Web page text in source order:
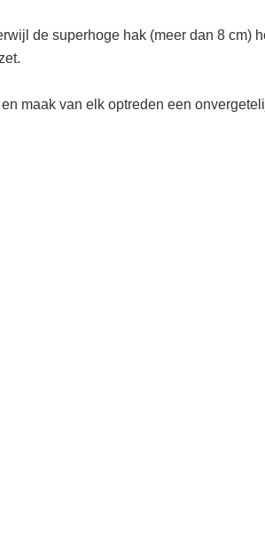
de superhoge hak (meer dan 8 cm)
maak van elk optreden een